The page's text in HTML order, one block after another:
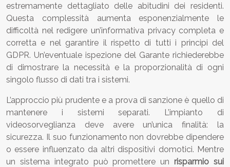
estremamente dettagliato delle abitudini dei residenti.
Questa complessità aumenta esponenzialmente le
difficoltà nel redigere un’informativa privacy completa e
corretta e nel garantire il rispetto di tutti i principi del
GDPR. Un’eventuale ispezione del Garante richiederebbe
di dimostrare la necessità e la proporzionalità di ogni
singolo flusso di dati tra i sistemi.
L’approccio più prudente e a prova di sanzione è quello di
mantenere i sistemi separati. L’impianto di
videosorveglianza deve avere un’unica finalità: la
sicurezza. Il suo funzionamento non dovrebbe dipendere
o essere influenzato da altri dispositivi domotici. Mentre
un sistema integrato può promettere un risparmio sui